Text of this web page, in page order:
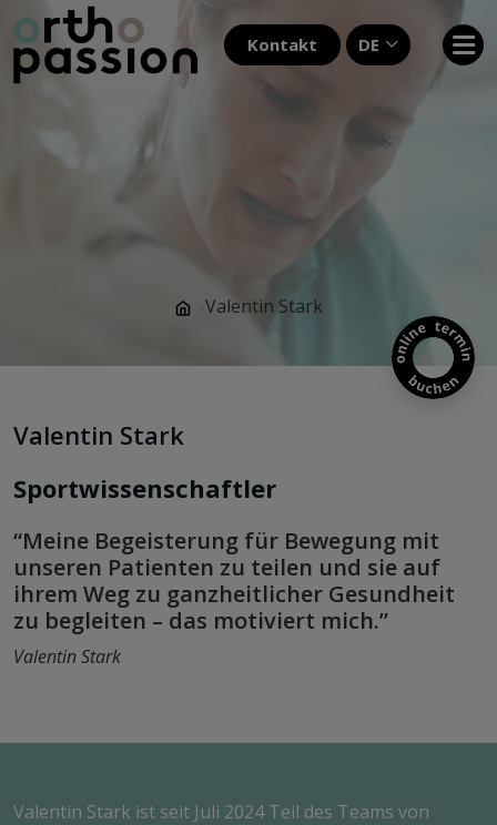
Kontakt DE
/Valentin Stark
Valentin Stark
Sportwissenschaftler
“Meine Begeisterung für Bewegung mit
unseren Patienten zu teilen und sie auf
ihrem Weg zu ganzheitlicher Gesundheit
zu begleiten – das motiviert mich.”
Valentin Stark
Valentin Stark ist seit Juli 2024 Teil des Teams von